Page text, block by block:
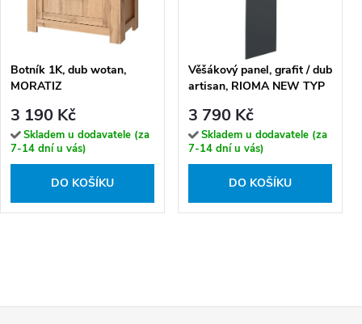
Botník 1K, dub wotan,
MORATIZ
3 190 Kč
Skladem u dodavatele (za
7-14 dní u vás)
DO KOŠÍKU
Věšákový panel, grafit / dub
artisan, RIOMA NEW TYP
3 790 Kč
Skladem u dodavatele (za
7-14 dní u vás)
DO KOŠÍKU